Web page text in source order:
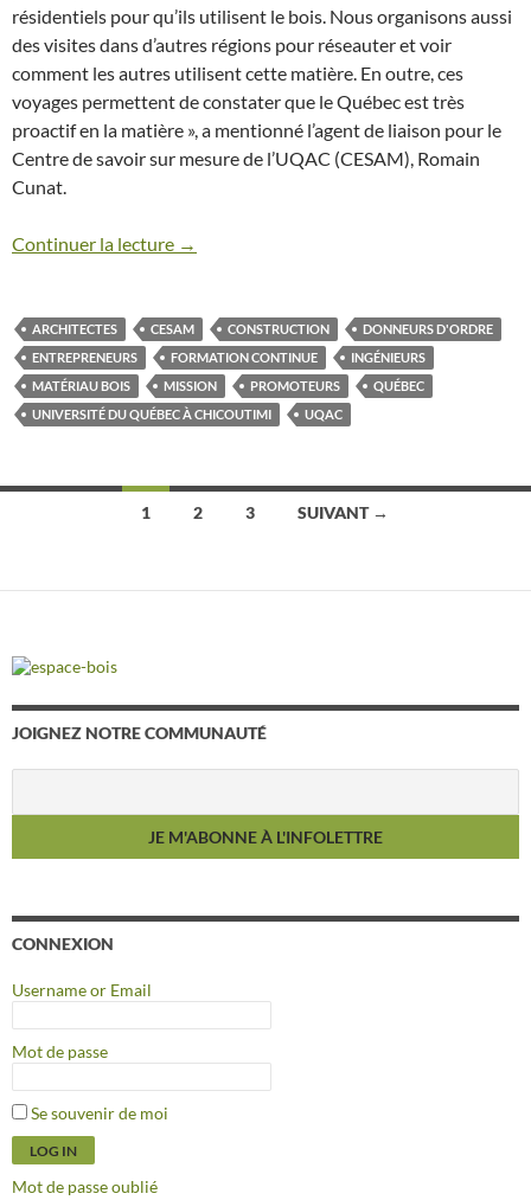
résidentiels pour qu’ils utilisent le bois. Nous organisons aussi
des visites dans d’autres régions pour réseauter et voir
comment les autres utilisent cette matière. En outre, ces
voyages permettent de constater que le Québec est très
proactif en la matière », a mentionné l’agent de liaison pour le
Centre de savoir sur mesure de l’UQAC (CESAM), Romain
Cunat.
Continuer la lecture →
ARCHITECTES CESAM CONSTRUCTION
DONNEURS D'ORDRE
ENTREPRENEURS
FORMATION CONTINUE
INGÉNIEURS
MATÉRIAU BOIS
MISSION PROMOTEURS
QUÉBEC
UNIVERSITÉ DU QUÉBEC À CHICOUTIMI
UQAC
des
1 2 3 SUIVANT →
JOIGNEZ NOTRE COMMUNAUTÉ
CONNEXION
Username or Email
Mot de passe
Se souvenir de moi
Mot de passe oublié